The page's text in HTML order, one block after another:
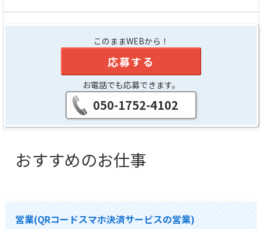
このままWEBから！
応募する
お電話でも応募できます。
050-1752-4102
おすすめのお仕事
営業(QRコードスマホ決済サービスの営業)